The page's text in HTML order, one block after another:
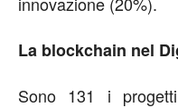
La blockchain nel
Sono 131 i